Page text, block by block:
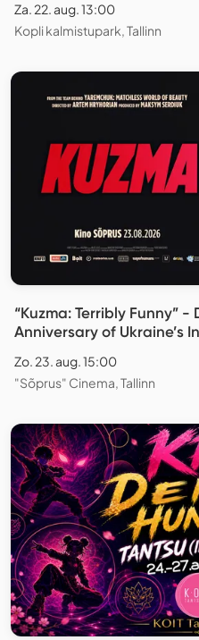
Za. 22. aug. 13:00
Kopli kalmistupark, Tallinn
“Kuzma: Terribly Funny”
Anniversary of Ukraine’s
Zo. 23. aug. 15:00
"Sõprus" Cinema, Tallinn